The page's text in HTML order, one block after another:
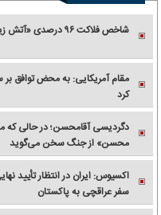
شاخص فلاکت ۹۶ درصدی «آتش زیر خاکستر» است
مقام آمریکایی: به محض توافق بر
کرد
دگردیسی آقامحسن؛ در حالی که
محسن» از جنگ سخن می‌گوید
اکسیوس: ایران در انتظار تأیید
سفر عراقچی به پاکستان